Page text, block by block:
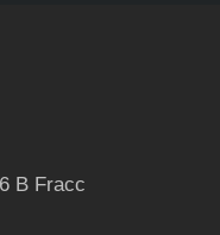
B Fracc